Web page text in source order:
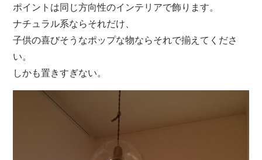
ポイントは同じ方向性のインテリアで飾ります。
ナチュラル系ならそれだけ、
子供の喜びそうなポップな物ならそれで揃えてくださ
い。
しかも置きすぎない。